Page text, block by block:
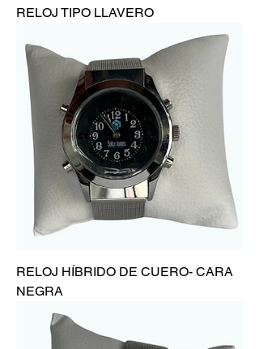
RELOJ TIPO LLAVERO
RELOJ HÍBRIDO DE CUERO- CARA
NEGRA